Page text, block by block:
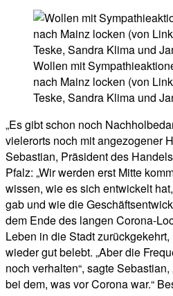
Wollen mit
nach Mainz locken (von
Teske, Sandra Klima und
„Es gibt schon noch
vielerorts noch mit angezogener
Sebastian, Präsident des
Pfalz: „Wir werden erst Mitte
wissen, wie es sich entwickelt
gab und wie die
dem Ende des langen Corona-
Leben in die Stadt
wieder gut belebt. „Aber die
noch verhalten“, sagte
bei dem, was vor Corona war.“